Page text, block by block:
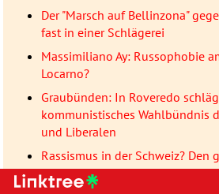
Der "Marsch auf Bellinzona"
fast in einer Schlägerei
Massimiliano Ay: Russophobie
Locarno?
Graubünden: In Roveredo
kommunistisches Wahlbündnis
und Liberalen
Rassismus in der Schweiz? Den
verschiedenen Klassen und er